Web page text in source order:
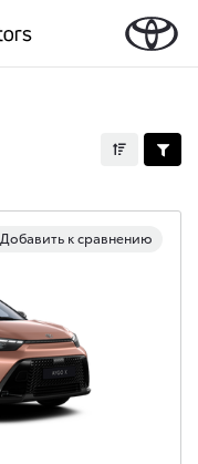
Добавить к сравнению